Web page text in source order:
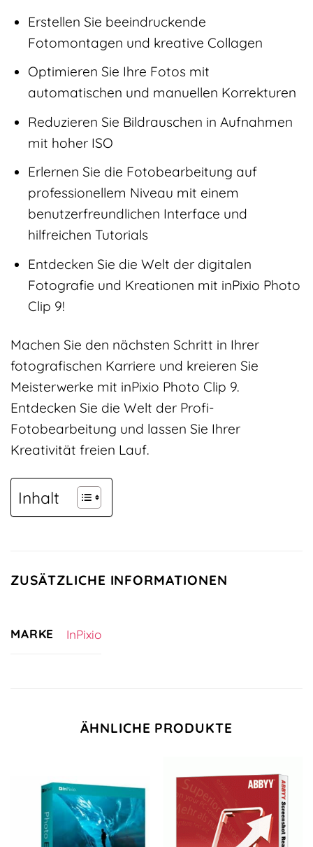
Erstellen Sie beeindruckende
Fotomontagen und kreative Collagen
Optimieren Sie Ihre Fotos mit
automatischen und manuellen Korrekturen
Reduzieren Sie Bildrauschen in Aufnahmen
mit hoher ISO
Erlernen Sie die Fotobearbeitung auf
professionellem Niveau mit einem
benutzerfreundlichen Interface und
hilfreichen Tutorials
Entdecken Sie die Welt der digitalen
Fotografie und Kreationen mit inPixio Photo
Clip 9!
Machen Sie den nächsten Schritt in Ihrer
fotografischen Karriere und kreieren Sie
Meisterwerke mit inPixio Photo Clip 9.
Entdecken Sie die Welt der Profi-
Fotobearbeitung und lassen Sie Ihrer
Kreativität freien Lauf.
Inhalt
ZUSÄTZLICHE INFORMATIONEN
MARKE InPixio
ÄHNLICHE PRODUKTE